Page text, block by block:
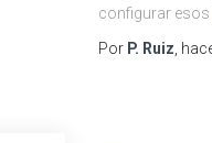
configurar esos
Por P. Ruiz,